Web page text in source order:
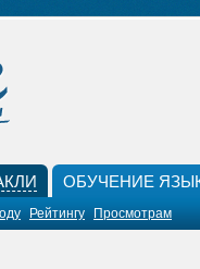
ОБУЧЕНИЕ
Рейтингу Просмотрам